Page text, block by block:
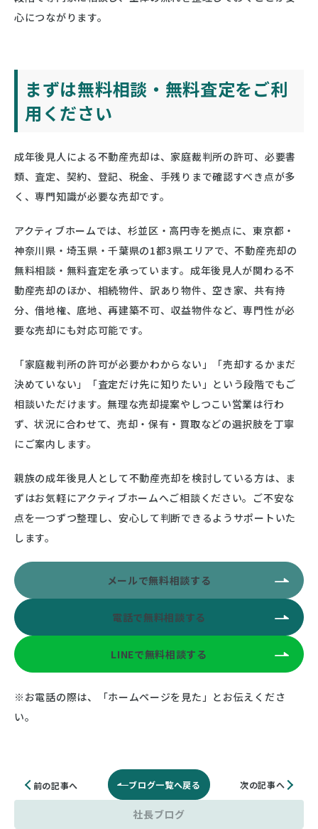
社長ブログ
心につながります。
まずは無料相談・無料査定をご利
用ください
成年後見人による不動産売却は、家庭裁判所の許可、必要書
類、査定、契約、登記、税金、手残りまで確認すべき点が多
く、専門知識が必要な売却です。
アクティブホームでは、杉並区・高円寺を拠点に、東京都・
神奈川県・埼玉県・千葉県の1都3県エリアで、不動産売却の
無料相談・無料査定を承っています。成年後見人が関わる不
動産売却のほか、相続物件、訳あり物件、空き家、共有持
分、借地権、底地、再建築不可、収益物件など、専門性が必
要な売却にも対応可能です。
「家庭裁判所の許可が必要かわからない」「売却するかまだ
決めていない」「査定だけ先に知りたい」という段階でもご
相談いただけます。無理な売却提案やしつこい営業は行わ
ず、状況に合わせて、売却・保有・買取などの選択肢を丁寧
にご案内します。
親族の成年後見人として不動産売却を検討している方は、ま
ずはお気軽にアクティブホームへご相談ください。ご不安な
点を一つずつ整理し、安心して判断できるようサポートいた
します。
メールで無料相談する
電話で無料相談する
LINEで無料相談する
※お電話の際は、「ホームページを見た」とお伝えくださ
い。
前の記事へ ブログ一覧へ戻る 次の記事へ